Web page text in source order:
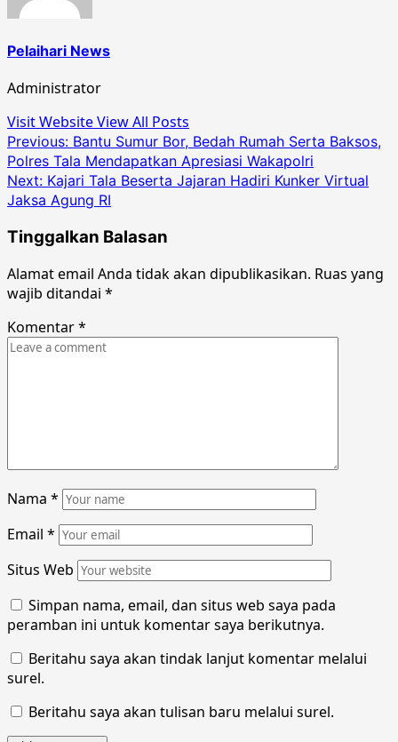
Pelaihari News
Administrator
Visit WebsiteView All Posts
Post
navigation
Previous: Bantu Sumur Bor, Bedah Rumah Serta Baksos,
Polres Tala Mendapatkan Apresiasi Wakapolri
Next: Kajari Tala Beserta Jajaran Hadiri Kunker Virtual
Jaksa Agung RI
Tinggalkan Balasan
Alamat email Anda tidak akan dipublikasikan. Ruas yang
wajib ditandai *
Komentar*
Nama *
Email *
Situs Web
Simpan nama, email, dan situs web saya pada
peramban ini untuk komentar saya berikutnya.
Beritahu saya akan tindak lanjut komentar melalui
surel.
Beritahu saya akan tulisan baru melalui surel.